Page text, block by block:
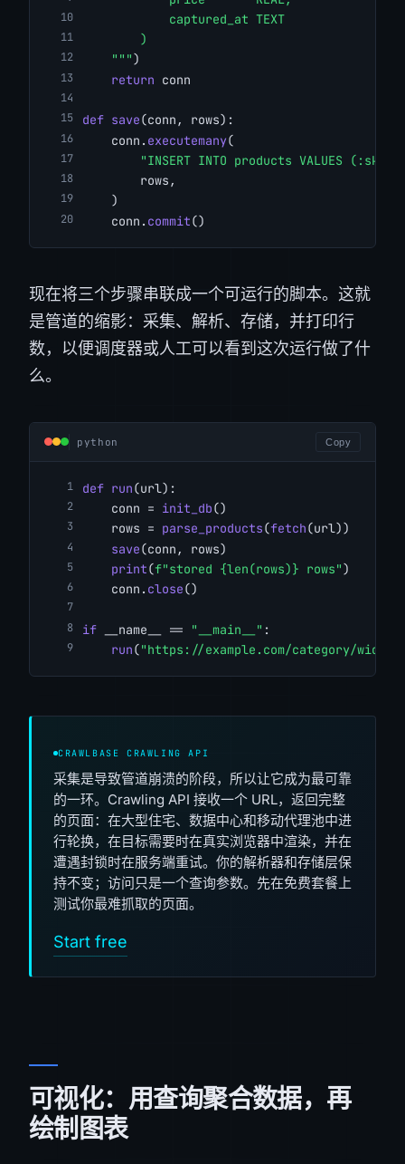
            captured_at TEXT
        )
    """
)
return conn
def save(conn, rows):
    conn.
executemany(
"INSERT INTO products VALUES
        rows,
    )
    conn.
commit()
现在将三个步骤串联成一个可运行的脚本。这就
是管道的缩影：采集、解析、存储，并打印行
数，以便调度器或人工可以看到这次运行做了什
么。
python Copy
def run(url):
    conn =
init_db()
    rows =
parse_products(fetch(url))
save(conn, rows)
print(f"stored {len(rows)} rows")
    conn.
close()
if __name__ == "__main__" :
run("https://example.com/category/
CRAWLBASE CRAWLING API
采集是导致管道崩溃的阶段，所以让它成为最可靠
的一环。Crawling API 接收一个 URL，返回完整
的页面：在大型住宅、数据中心和移动代理池中进
行轮换，在目标需要时在真实浏览器中渲染，并在
遭遇封锁时在服务端重试。你的解析器和存储层保
持不变；访问只是一个查询参数。先在免费套餐上
测试你最难抓取的页面。
Start free
可视化：用查询聚合数据，再
绘制图表